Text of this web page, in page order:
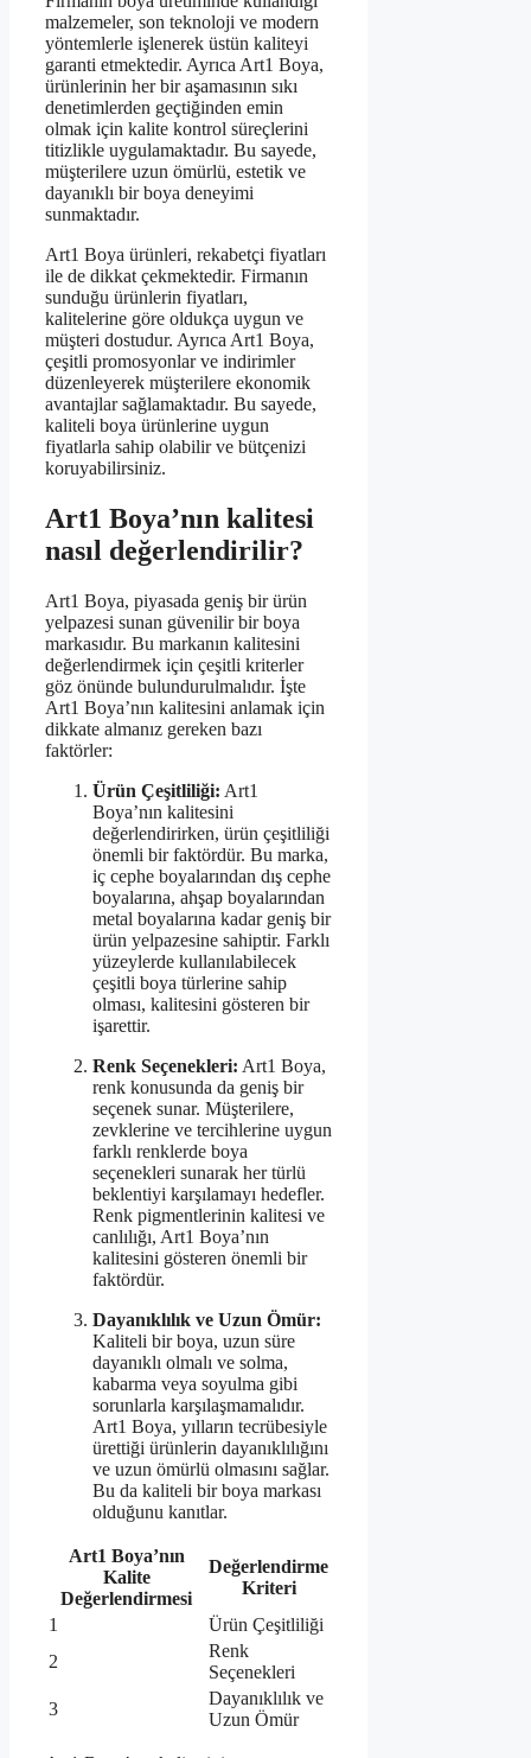
malzemeler, son teknoloji ve modern
yöntemlerle işlenerek üstün kaliteyi
garanti etmektedir. Ayrıca Art1 Boya,
ürünlerinin her bir aşamasının sıkı
denetimlerden geçtiğinden emin
olmak için kalite kontrol süreçlerini
titizlikle uygulamaktadır. Bu sayede,
müşterilere uzun ömürlü, estetik ve
dayanıklı bir boya deneyimi
sunmaktadır.
Art1 Boya ürünleri, rekabetçi fiyatları
ile de dikkat çekmektedir. Firmanın
sunduğu ürünlerin fiyatları,
kalitelerine göre oldukça uygun ve
müşteri dostudur. Ayrıca Art1 Boya,
çeşitli promosyonlar ve indirimler
düzenleyerek müşterilere ekonomik
avantajlar sağlamaktadır. Bu sayede,
kaliteli boya ürünlerine uygun
fiyatlarla sahip olabilir ve bütçenizi
koruyabilirsiniz.
Art1 Boya’nın kalitesi
nasıl değerlendirilir?
Art1 Boya, piyasada geniş bir ürün
yelpazesi sunan güvenilir bir boya
markasıdır. Bu markanın kalitesini
değerlendirmek için çeşitli kriterler
göz önünde bulundurulmalıdır. İşte
Art1 Boya’nın kalitesini anlamak için
dikkate almanız gereken bazı
faktörler:
Ürün Çeşitliliği: Art1
Boya’nın kalitesini
değerlendirirken, ürün çeşitliliği
önemli bir faktördür. Bu marka,
iç cephe boyalarından dış cephe
boyalarına, ahşap boyalarından
metal boyalarına kadar geniş bir
ürün yelpazesine sahiptir. Farklı
yüzeylerde kullanılabilecek
çeşitli boya türlerine sahip
olması, kalitesini gösteren bir
işarettir.
Renk Seçenekleri: Art1 Boya,
renk konusunda da geniş bir
seçenek sunar. Müşterilere,
zevklerine ve tercihlerine uygun
farklı renklerde boya
seçenekleri sunarak her türlü
beklentiyi karşılamayı hedefler.
Renk pigmentlerinin kalitesi ve
canlılığı, Art1 Boya’nın
kalitesini gösteren önemli bir
faktördür.
Dayanıklılık ve Uzun Ömür:
Kaliteli bir boya, uzun süre
dayanıklı olmalı ve solma,
kabarma veya soyulma gibi
sorunlarla karşılaşmamalıdır.
Art1 Boya, yılların tecrübesiyle
ürettiği ürünlerin dayanıklılığını
ve uzun ömürlü olmasını sağlar.
Bu da kaliteli bir boya markası
olduğunu kanıtlar.
Art1 Boya’nın
Kalite
Değerlendirmesi
Değerlendirme
Kriteri
1
Ürün Çeşitliliği
2
Renk
Seçenekleri
3
Dayanıklılık ve
Uzun Ömür